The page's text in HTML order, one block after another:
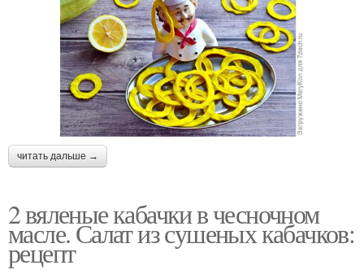
читать дальше →
2 вяленые кабачки в чесночном
масле. Салат из сушеных кабачков:
рецепт